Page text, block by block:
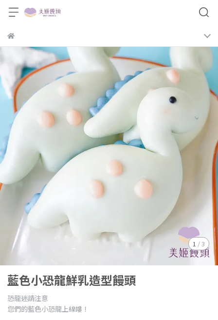
1 /3
藍色小恐龍鮮乳造型饅頭
恐龍迷請注意
您們的藍色小恐龍上線嘍！